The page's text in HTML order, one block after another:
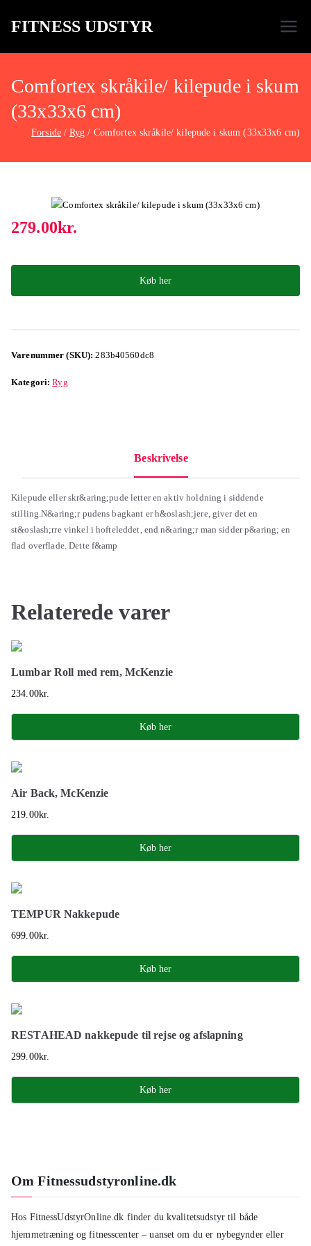
FITNESS UDSTYR
Comfortex skråkile/ kilepude i skum
(33x33x6 cm)
Forside Ryg Comfortex skråkile/ kilepude i skum (33x33x6 cm)
279.00kr.
Køb her
Varenummer (SKU):283b40560dc8
Kategori:Ryg
Beskrivelse
Kilepude eller skr&aring;pude letter en aktiv holdning i siddende
stilling.N&aring;r pudens bagkant er h&oslash;jere, giver det en
st&oslash;rre vinkel i hofteleddet, end n&aring;r man sidder p&aring; en
flad overflade. Dette f&amp
Relaterede varer
Lumbar Roll med rem, McKenzie
234.00kr.
Køb her
Air Back, McKenzie
219.00kr.
Køb her
TEMPUR Nakkepude
699.00kr.
Køb her
RESTAHEAD nakkepude til rejse og afslapning
299.00kr.
Køb her
Om Fitnessudstyronline.dk
Hos FitnessUdstyrOnline.dk finder du kvalitetsudstyr til både
hjemmetræning og fitnesscenter – uanset om du er nybegynder eller